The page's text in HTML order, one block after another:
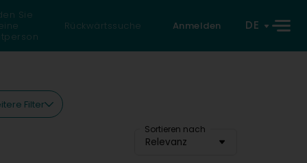
Sie
Rückwärtssuche Anmelden DE
Filter
Sortieren nach
Relevanz